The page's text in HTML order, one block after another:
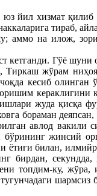
йил хизмат
тираб,
аммо на илож,
Гўё шуни
Тиркаш жўрам
кесиб олинган
кераклигини
жуда қисқа
бораман
авлод вакили
жинсий
ётиғи билан,
секундда,
топдим-ку,
шармсиз